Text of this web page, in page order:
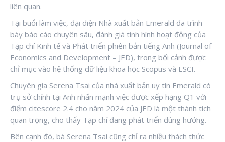
liên quan.
Tại buổi làm việc, đại diện Nhà xuất bản Emerald đã trình
bày báo cáo chuyên sâu, đánh giá tình hình hoạt động của
Tạp chí Kinh tế và Phát triển phiên bản tiếng Anh (Journal of
Economics and Development – JED), trong bối cảnh được
chỉ mục vào hệ thống dữ liệu khoa học Scopus và ESCI.
Chuyên gia Serena Tsai của nhà xuất bản uy tín Emerald có
trụ sở chính tại Anh nhấn mạnh việc được xếp hạng Q1 với
điểm citescore 2.4 cho năm 2024 của JED là một thành tích
quan trọng, cho thấy Tạp chí đang phát triển đúng hướng.
Bên cạnh đó, bà Serena Tsai cũng chỉ ra nhiều thách thức